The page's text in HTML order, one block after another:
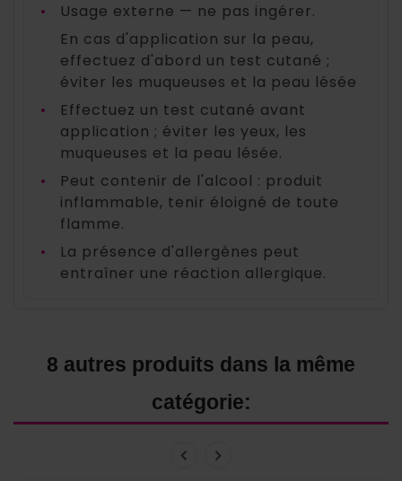
•
Usage externe — ne pas ingérer.
En cas d'application sur la peau,
effectuez d'abord un test cutané ;
éviter les muqueuses et la peau lésée
•
Effectuez un test cutané avant
application ; éviter les yeux, les
muqueuses et la peau lésée.
•
Peut contenir de l'alcool : produit
inflammable, tenir éloigné de toute
flamme.
•
La présence d'allergènes peut
entraîner une réaction allergique.
8 autres produits dans la même
catégorie: